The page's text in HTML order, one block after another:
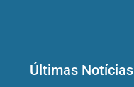
Últimas Notícias